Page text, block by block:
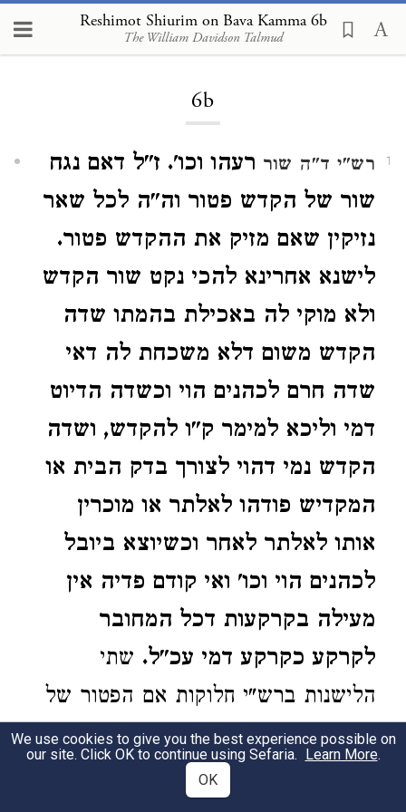
Reshimot Shiurim on Bava Kamma 6b
The William Davidson Talmud
Loading...
6b
1 רש"י ד"ה שור רעהו וכו'. ז"ל דאם נגח
שור של הקדש פטור וה"ה לכל שאר
נזיקין שאם מזיק את ההקדש פטור.
לישנא אחרינא להכי נקט שור הקדש
ולא מוקי לה באכילת בהמתו שדה
הקדש משום דלא משכחת לה דאי
שדה חרם לכהנים הוי וכשדה הדיוט
דמי וליכא למימר ק"ו להקדש, ושדה
הקדש נמי דהוי לצורך בדק הבית או
המקדיש פודהו לאלתר או מוכרין
אותו לאלתר לאחר וכשיוצא ביובל
לכהנים הוי וכו' ואי קודם פדיה אין
מעילה בקרקעות דכל המחובר
לקרקע כקרקע דמי עכ"ל. שתי
הלישנות ברש"י חלוקות אם הפטור של
רעהו חל בכל המזיקים או רק בקרן
96) בתוס' (ד"ה שור
We use cookies to give you the best experience possible on
our site. Click OK to continue using Sefaria. Learn More.
OK